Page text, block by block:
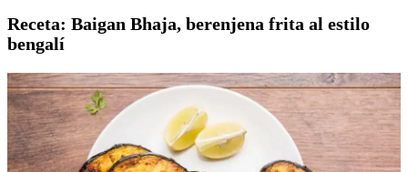
Receta: Baigan Bhaja, berenjena frita al estilo
bengalí